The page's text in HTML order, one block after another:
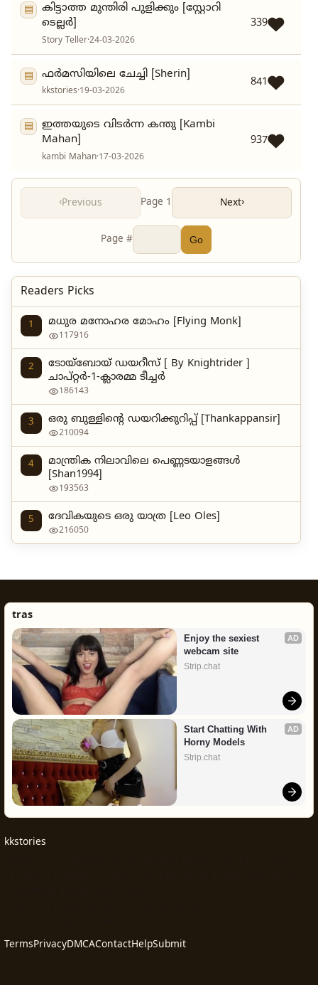
▤
കിട്ടാത്ത മുന്തിരി പുളിക്കും [സ്റ്റോറി
ടെല്ലർ]
Story Teller·24-03-2026
339
▤ ഫർമസിയിലെ ചേച്ചി [Sherin]
kkstories·19-03-2026
841
▤
ഇത്തയുടെ വിടർന്ന കന്തു [Kambi
Mahan]
kambi Mahan·17-03-2026
937
‹Previous Page 1 Next›
Page # Go
Readers Picks
1 മധുര മനോഹര മോഹം [Flying Monk]
117916
2
ടോയ്‌ബോയ് ഡയറീസ് [ By Knightrider ]
ചാപ്റ്റർ-1-ക്ലാരമ്മ ടീച്ചർ
186143
3 ഒരു ബുള്ളിന്റെ ഡയറിക്കുറിപ്പ് [Thankappansir]
210094
4
മാന്ത്രിക നിലാവിലെ പെണ്ണടയാളങ്ങൾ
[Shan1994]
193563
5 ദേവികയുടെ ഒരു യാത്ര [Leo Oles]
216050
tras
AD
Enjoy the sexiest
webcam site
Strip.chat
AD
Start Chatting With
Horny Models
Strip.chat
kkstories
TermsPrivacyDMCAContactHelpSubmit